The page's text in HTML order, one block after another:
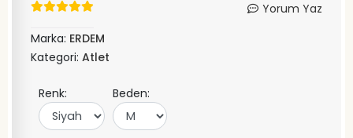
Yorum Yaz
Marka: ERDEM
Kategori: Atlet
Renk: Beden: